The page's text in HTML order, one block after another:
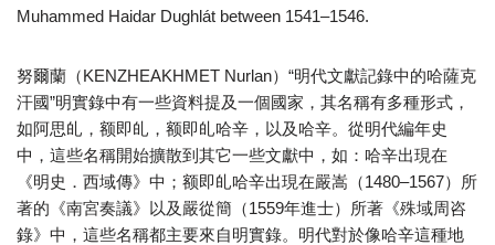
Muhammed Haidar Dughlát between 1541–1546.
努爾蘭（KENZHEAKHMET Nurlan）“明代文獻記錄中的哈薩克
汗國”明實錄中有一些資料提及一個國家，其名稱有多種形式，
如阿思癿，额即癿，额即癿哈辛，以及哈辛。從明代編年史
中，這些名稱開始擴散到其它一些文獻中，如：哈辛出現在
《明史．西域傳》中；额即癿哈辛出現在嚴嵩（1480–1567）所
著的《南宮奏議》以及嚴從簡（1559年進士）所著《殊域周咨
錄》中，這些名稱都主要來自明實錄。明代對於像哈辛這種地